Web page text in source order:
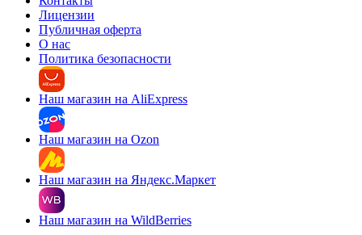
Лицензии
Публичная оферта
О нас
Политика безопасности
Наш магазин на AliExpress
Наш магазин на Ozon
Наш магазин на Яндекс.Маркет
Наш магазин на WildBerries